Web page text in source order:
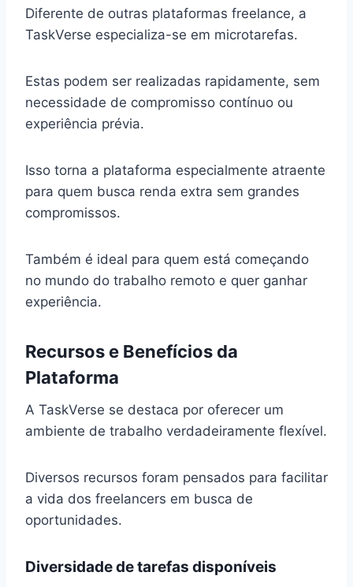
Diferente de outras plataformas freelance, a
TaskVerse especializa-se em microtarefas.
Estas podem ser realizadas rapidamente, sem
necessidade de compromisso contínuo ou
experiência prévia.
Isso torna a plataforma especialmente atraente
para quem busca renda extra sem grandes
compromissos.
Também é ideal para quem está começando
no mundo do trabalho remoto e quer ganhar
experiência.
Recursos e Benefícios da
Plataforma
A TaskVerse se destaca por oferecer um
ambiente de trabalho verdadeiramente flexível.
Diversos recursos foram pensados para facilitar
a vida dos freelancers em busca de
oportunidades.
Diversidade de tarefas disponíveis